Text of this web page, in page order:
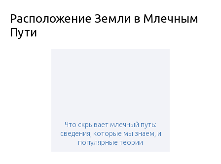
Расположение Земли в Млечным
Пути
Что скрывает млечный путь:
сведения, которые мы знаем, и
популярные теории